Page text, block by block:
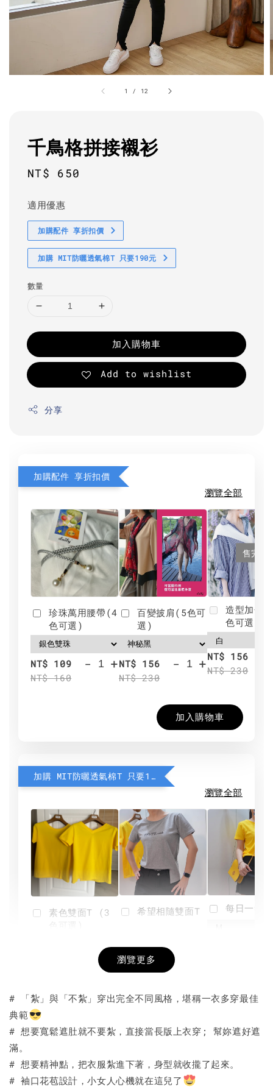
1 / 12
千鳥格拼接襯衫
Regular
NT$ 650
適用優惠
加購配件 享折扣價
加購 MIT防曬透氣棉T 只要190元
數量
加入購物車
Add to wishlist
分享
加購配件 享折扣價
瀏覽全部
珍珠萬用腰帶(4
色可選)
NT$ 109
NT$ 160
- +
百變披肩(5色可
選)
NT$ 156
NT$ 230
- +
售完
造型加分
色可選)
NT$ 156
NT$ 230
加入購物車
加購 MIT防曬透氣棉T 只要190元
瀏覽全部
素色雙面T (3
+
希望相隨雙面T
NT$ 190
-
每日一笑
瀏覽更多
# 「紮」與「不紮」穿出完全不同風格，堪稱一衣多穿最佳
典範
# 想要寬鬆遮肚就不要紮，直接當長版上衣穿; 幫妳遮好遮
滿。
# 想要精神點，把衣服紮進下著，身型就收攏了起來。
# 袖口花苞設計，小女人心機就在這兒了